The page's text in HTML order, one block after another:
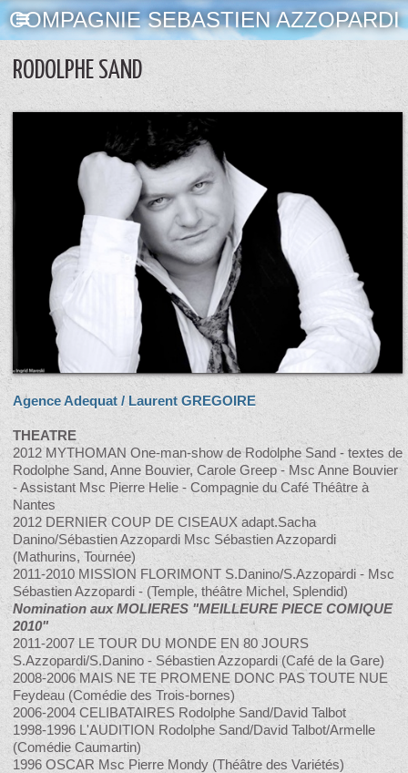
COMPAGNIE SEBASTIEN AZZOPARDI
RODOLPHE SAND
Agence Adequat / Laurent GREGOIRE
THEATRE
2012 MYTHOMAN One-man-show de Rodolphe Sand - textes de
Rodolphe Sand, Anne Bouvier, Carole Greep - Msc Anne Bouvier
- Assistant Msc Pierre Helie - Compagnie du Café Théâtre à
Nantes
2012 DERNIER COUP DE CISEAUX adapt.Sacha
Danino/Sébastien Azzopardi Msc Sébastien Azzopardi
(Mathurins, Tournée)
2011-2010 MISSION FLORIMONT S.Danino/S.Azzopardi - Msc
Sébastien Azzopardi - (Temple, théâtre Michel, Splendid)
Nomination aux MOLIERES "MEILLEURE PIECE COMIQUE
2010"
2011-2007 LE TOUR DU MONDE EN 80 JOURS
S.Azzopardi/S.Danino - Sébastien Azzopardi (Café de la Gare)
2008-2006 MAIS NE TE PROMENE DONC PAS TOUTE NUE
Feydeau (Comédie des Trois-bornes)
2006-2004 CELIBATAIRES Rodolphe Sand/David Talbot
1998-1996 L'AUDITION Rodolphe Sand/David Talbot/Armelle
(Comédie Caumartin)
1996 OSCAR Msc Pierre Mondy (Théâtre des Variétés)